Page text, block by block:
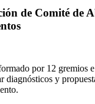
de Comité de
por 12 gremios
diagnósticos y